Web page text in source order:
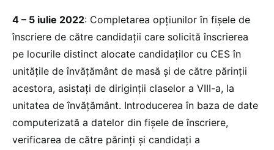
4 – 5 iulie 2022: Completarea opțiunilor în fișele de
înscriere de către candidații care solicită înscrierea
pe locurile distinct alocate candidaților cu CES în
unitățile de învățământ de masă și de către părinții
acestora, asistați de diriginții claselor a VIII-a, la
unitatea de învățământ. Introducerea în baza de date
computerizată a datelor din fișele de înscriere,
verificarea de către părinți și candidați a